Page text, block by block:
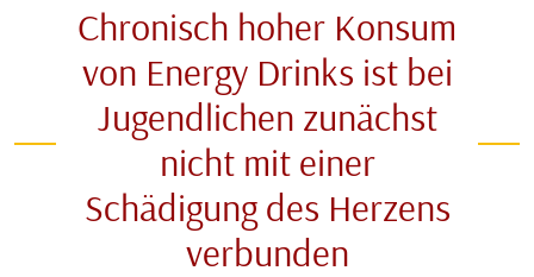
Chronisch hoher Konsum
von Energy Drinks ist bei
Jugendlichen zunächst
nicht mit einer
Schädigung des Herzens
verbunden